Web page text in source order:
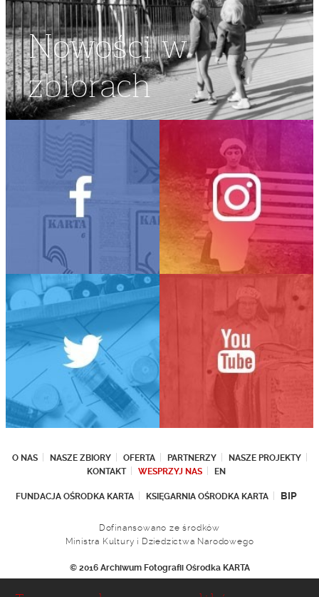
Nowości w
zbiorach
O NAS NASZE ZBIORY OFERTA PARTNERZY
NASZE PROJEKTY
KONTAKT
WESPRZYJ NAS EN
FUNDACJA OŚRODKA KARTA KSIĘGARNIA OŚRODKA KARTA BIP
Dofinansowano ze środków
Ministra Kultury i Dziedzictwa Narodowego
© 2016 Archiwum Fotografii Ośrodka KARTA